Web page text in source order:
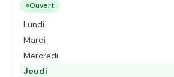
Ouvert
Lundi
Mardi
Mercredi
Jeudi